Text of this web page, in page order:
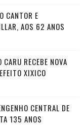
CANTOR E
AOS 62 ANOS
RECEBE NOVA
XIXICO
CENTRAL DE
135 ANOS